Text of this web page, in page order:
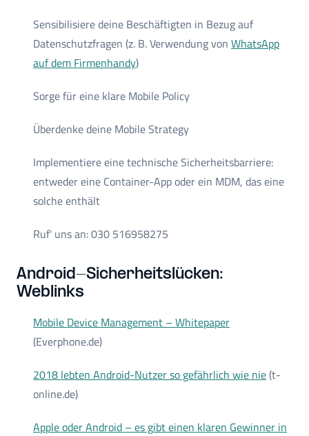
Sensibilisiere deine Beschäftigten in Bezug auf
Datenschutzfragen (z. B. Verwendung von WhatsApp
auf dem Firmenhandy)
Sorge für eine klare Mobile Policy
Überdenke deine Mobile Strategy
Implementiere eine technische Sicherheitsbarriere:
entweder eine Container-App oder ein MDM, das eine
solche enthält
Ruf' uns an: 030 516958275
Android-Sicherheitslücken:
Weblinks
Mobile Device Management – Whitepaper
(Everphone.de)
2018 lebten Android-Nutzer so gefährlich wie nie(t-
online.de)
Apple oder Android – es gibt einen klaren Gewinner in